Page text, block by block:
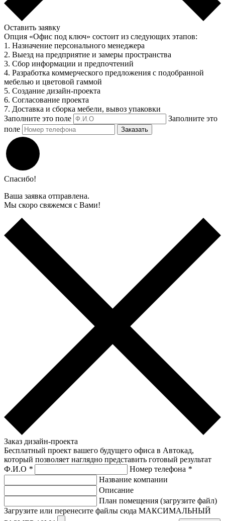
Оставить заявку
Опция «Офис под ключ» состоит из следующих этапов:
1. Назначение персонального менеджера
2. Выезд на предприятие и замеры пространства
3. Сбор информации и предпочтений
4. Разработка коммерческого предложения с подобранной
мебелью и цветовой гаммой
5. Создание дизайн-проекта
6. Согласование проекта
7. Доставка и сборка мебели, вывоз упаковки
Заполните это поле
Заполните это
поле
Заказать
Спасибо!
Ваша заявка отправлена.
Мы скоро свяжемся с Вами!
Заказ дизайн-проекта
Бесплатный проект вашего будущего офиса в Автокад,
который позволяет наглядно представить готовый результат
Ф.И.О * Номер телефона *
Название компании
Описание
План помещения (загрузите файл)
Загрузите или перенесите файлы сюда МАКСИМАЛЬНЫЙ